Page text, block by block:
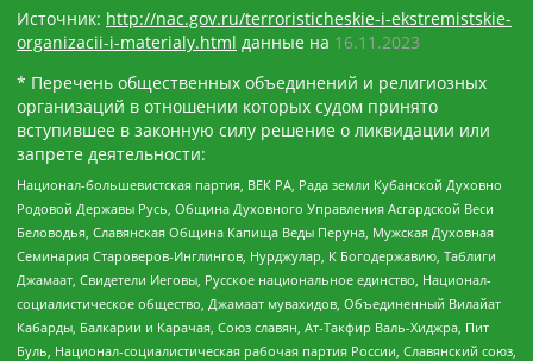
Источник: http://nac.gov.ru/terroristicheskie-i-ekstremistskie-
organizacii-i-materialy.html данные на 16.11.2023
* Перечень общественных объединений и религиозных
организаций в отношении которых судом принято
вступившее в законную силу решение о ликвидации или
запрете деятельности:
Национал-большевистская партия, ВЕК РА, Рада земли Кубанской Духовно
Родовой Державы Русь, Община Духовного Управления Асгардской Веси
Беловодья, Славянская Община Капища Веды Перуна, Мужская Духовная
Семинария Староверов-Инглингов, Нурджулар, К Богодержавию, Таблиги
Джамаат, Свидетели Иеговы, Русское национальное единство, Национал-
социалистическое общество, Джамаат мувахидов, Объединенный Вилайат
Кабарды, Балкарии и Карачая, Союз славян, Ат-Такфир Валь-Хиджра, Пит
Буль, Национал-социалистическая рабочая партия России, Славянский союз,